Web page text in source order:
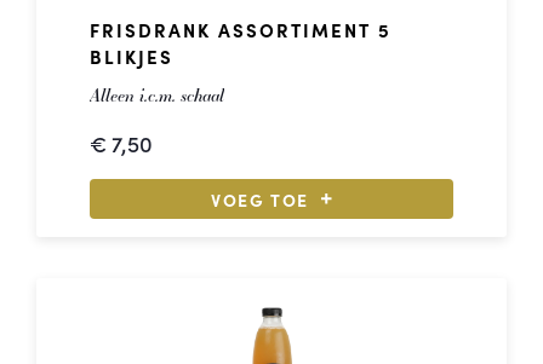
FRISDRANK ASSORTIMENT 5
BLIKJES
Alleen i.c.m. schaal
€ 7,50
VOEG TOE